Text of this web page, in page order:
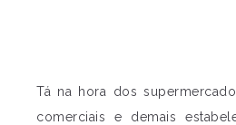
Tá na hora dos
comerciais e demais